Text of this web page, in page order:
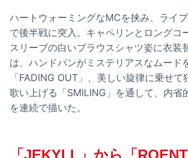
ハートウォーミングなMCを挟み、ライブ
で後半戦に突入。キャペリンとロングコ
スリーブの白いブラウスシャツ姿に衣装
は、ハンドパンがミステリアスなムード
「FADING OUT」、美しい旋律に乗せて
歌い上げる「SMILING」を通して、内省
を連続で描いた。
「JEKYLL」から「